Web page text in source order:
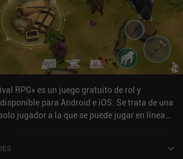
RPG» es un juego gratuito de rol y
para Android e iOS. Se trata de una
jugador a la que se puede jugar en línea
y de 4,6 sobre 5,0 en la App Store de iOS.